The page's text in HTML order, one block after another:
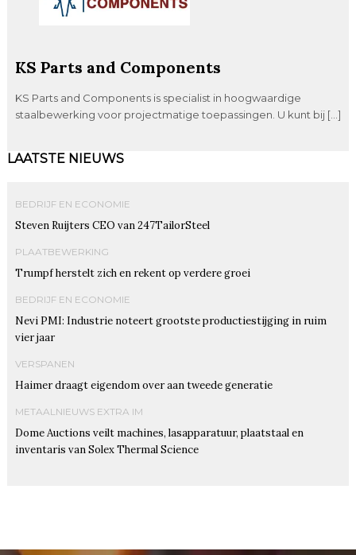
KS Parts and Components
KS Parts and Components is specialist in hoogwaardige
staalbewerking voor projectmatige toepassingen. U kunt bij […]
LAATSTE NIEUWS
BEDRIJF EN ECONOMIE
Steven Ruijters CEO van 247TailorSteel
PLAATBEWERKING
Trumpf herstelt zich en rekent op verdere groei
BEDRIJF EN ECONOMIE
Nevi PMI: Industrie noteert grootste productiestijging in ruim
vier jaar
VERSPANEN
Haimer draagt eigendom over aan tweede generatie
METAALNIEUWS EXTRA IM
Dome Auctions veilt machines, lasapparatuur, plaatstaal en
inventaris van Solex Thermal Science